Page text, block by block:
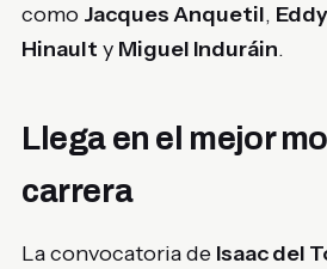
como Jacques Anquetil,
Hinault y Miguel Induráin.
Llega en el mejor
carrera
La convocatoria de Isaac del